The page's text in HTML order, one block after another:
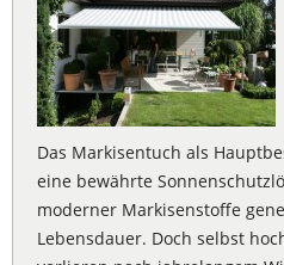
Das Markisentuch als
eine bewährte
moderner Markisenstoffe
Lebensdauer. Doch selbst